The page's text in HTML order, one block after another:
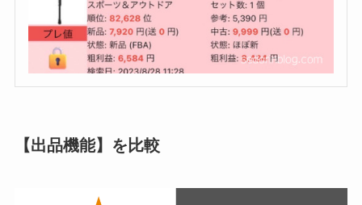
【出品機能】を比較